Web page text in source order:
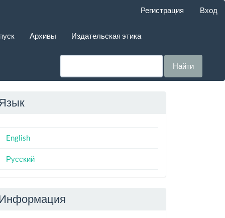
Регистрация Вход
Архивы Издательская этика
Найти
English
Русский